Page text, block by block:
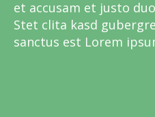
et accusam et justo
Stet clita kasd
sanctus est Lorem